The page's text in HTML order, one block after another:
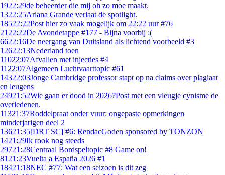
1922:29de beheerder die mij oh zo moe maakt.
1322:25Ariana Grande verlaat de spotlight.
18522:22Post hier zo vaak mogelijk om 22:22 uur #76
21 22:22De Avondetappe #177 - Bijna voorbij :(
6622:16De neergang van Duitsland als lichtend voorbeeld #3
12622:13Nederland toen
11022:07Afvallen met injecties #4
11 22:07Algemeen Luchtvaarttopic #61
14322:03Jonge Cambridge professor stapt op na claims over plagiaat
en leugens
24921:52Wie gaan er dood in 2026?Post met een vleugje cynisme de
overledenen.
11321:37Roddelpraat onder vuur: ongepaste opmerkingen
minderjarigen deel 2
13621:35[DRT SC] #6: RendacGoden sponsored by TONZON
1421:29Ik rook nog steeds
29721:28Centraal Bordspeltopic #8 Game on!
81 21:23Vuelta a España 2026 #1
18421:18NEC #77: Wat een seizoen is dit zeg